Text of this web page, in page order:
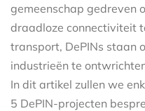
gemeenschap gedreven
draadloze connectiviteit
transport, DePINs staan
industrieën te
In dit artikel zullen we
5 DePIN-projecten